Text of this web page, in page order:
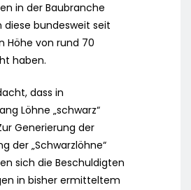
in der Baubranche
bundesweit seit
Höhe von rund 70
haben.
dass in
Löhne „schwarz“
Generierung der
der „Schwarzlöhne“
sich die Beschuldigten
in bisher ermitteltem